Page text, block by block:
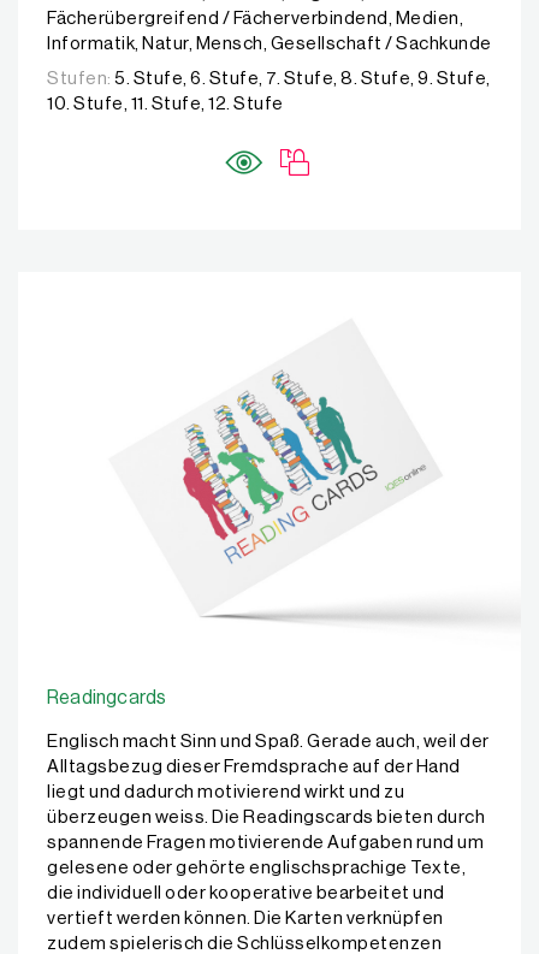
Fächerübergreifend / Fächerverbindend, Medien,
Informatik, Natur, Mensch, Gesellschaft / Sachkunde
Stufen: 5. Stufe, 6. Stufe, 7. Stufe, 8. Stufe, 9. Stufe,
10. Stufe, 11. Stufe, 12. Stufe
Readingcards
Englisch macht Sinn und Spaß. Gerade auch, weil der
Alltagsbezug dieser Fremdsprache auf der Hand
liegt und dadurch motivierend wirkt und zu
überzeugen weiss. Die Readingscards bieten durch
spannende Fragen motivierende Aufgaben rund um
gelesene oder gehörte englischsprachige Texte,
die individuell oder kooperative bearbeitet und
vertieft werden können. Die Karten verknüpfen
zudem spielerisch die Schlüsselkompetenzen